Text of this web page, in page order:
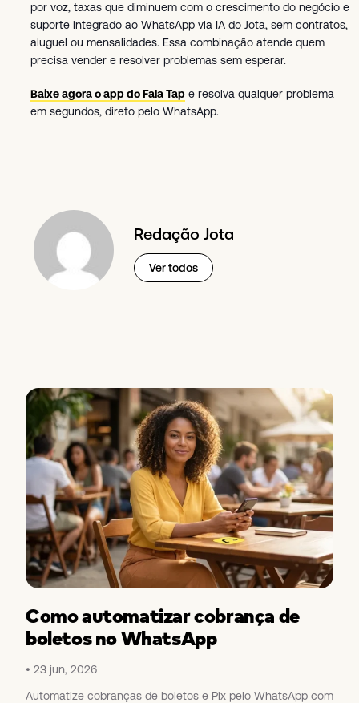
por voz, taxas que diminuem com o crescimento do negócio e
suporte integrado ao WhatsApp via IA do Jota, sem contratos,
aluguel ou mensalidades. Essa combinação atende quem
precisa vender e resolver problemas sem esperar.
Baixe agora o app do Fala Tap e resolva qualquer problema
em segundos, direto pelo WhatsApp.
Redação Jota
Ver todos
Como automatizar cobrança de
boletos no WhatsApp
23 jun, 2026
Automatize cobranças de boletos e Pix pelo WhatsApp com